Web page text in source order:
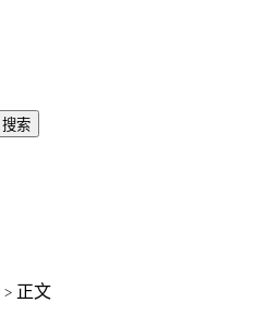
搜索
> 正文